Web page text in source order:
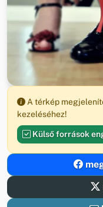
A térkép
kezeléséhez!
Külső források